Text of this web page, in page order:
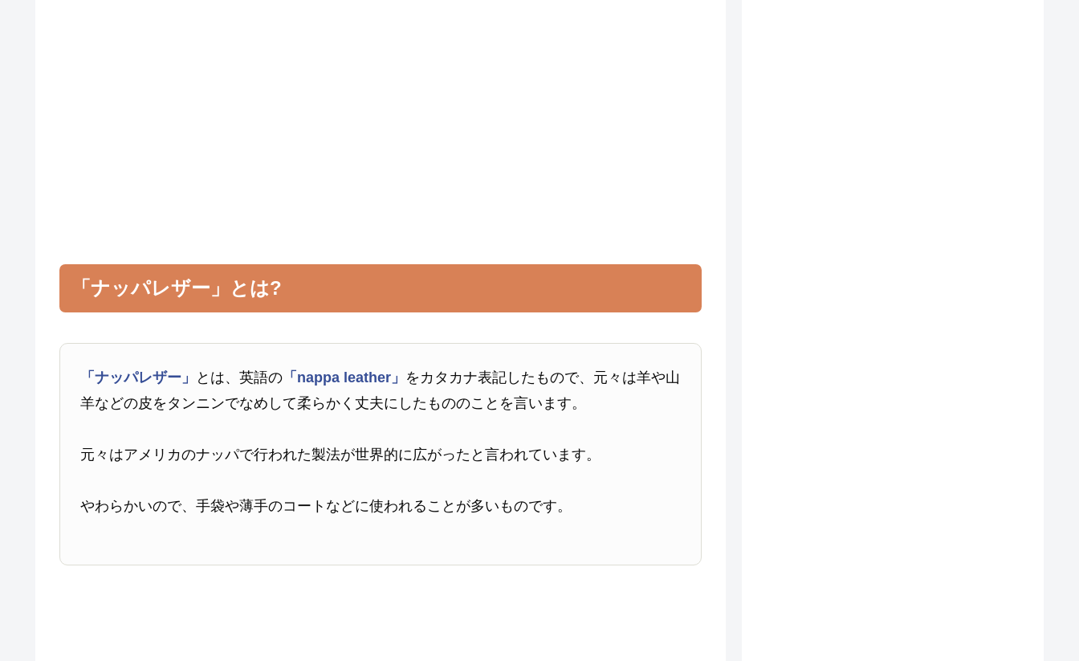
「ナッパレザー」とは?
「ナッパレザー」 とは、英語の 「nappa leather」 をカタカナ表記したもので、元々は羊や山
羊などの皮をタンニンでなめして柔らかく丈夫にしたもののことを言います。
元々はアメリカのナッパで行われた製法が世界的に広がったと言われています。
やわらかいので、手袋や薄手のコートなどに使われることが多いものです。